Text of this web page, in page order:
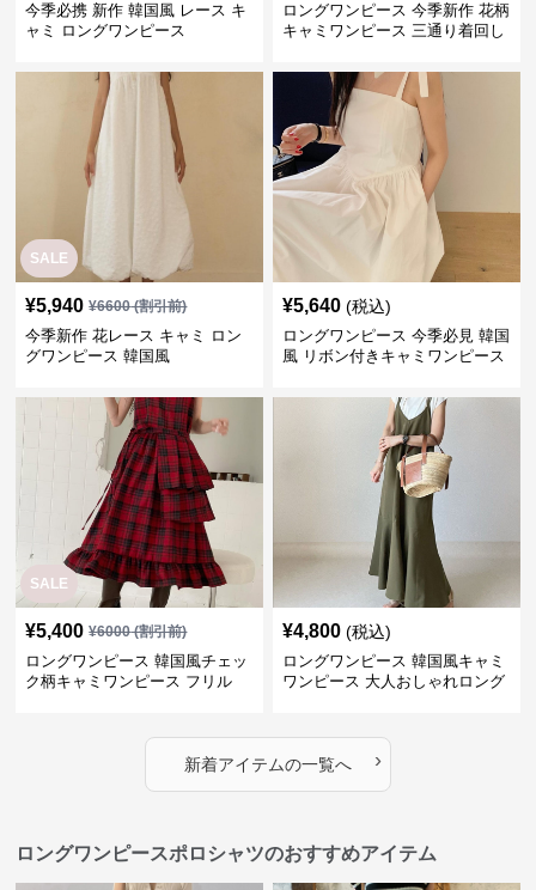
今季必携 新作 韓国風 レース キ
ャミ ロングワンピース
ロングワンピース 今季新作 花柄
キャミワンピース 三通り着回し
SALE
¥5,940 ¥6600(割引前)
今季新作 花レース キャミ ロン
グワンピース 韓国風
¥5,640 (税込)
ロングワンピース 今季必見 韓国
風 リボン付きキャミワンピース
SALE
¥5,400 ¥6000(割引前)
ロングワンピース 韓国風チェッ
ク柄キャミワンピース フリル
¥4,800 (税込)
ロングワンピース 韓国風キャミ
ワンピース 大人おしゃれロング
新着アイテムの一覧へ ›
ロングワンピースポロシャツのおすすめアイテム